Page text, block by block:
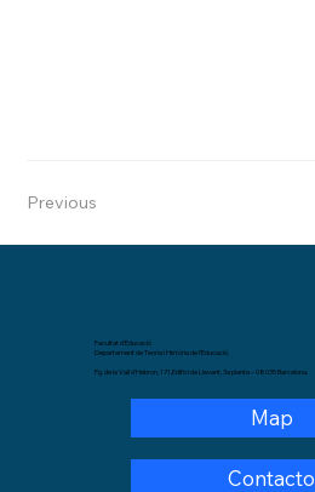
Previous
Facultat d’Educació
Departament de Teoria i Història de l’Educació.
Pg. de la Vall d’Hebron, 171,Edifici de Llevant, 3a planta – 08035 Barcelona.
Map
Contacto